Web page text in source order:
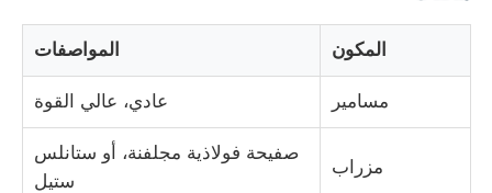
المواد الهيكلية من الصلب
هيكل فولاذي بيت الدواجن
المكون المواصفات
مسامير عادي، عالي القوة
مزراب
صفيحة فولاذية مجلفنة، أو ستانلس
ستيل